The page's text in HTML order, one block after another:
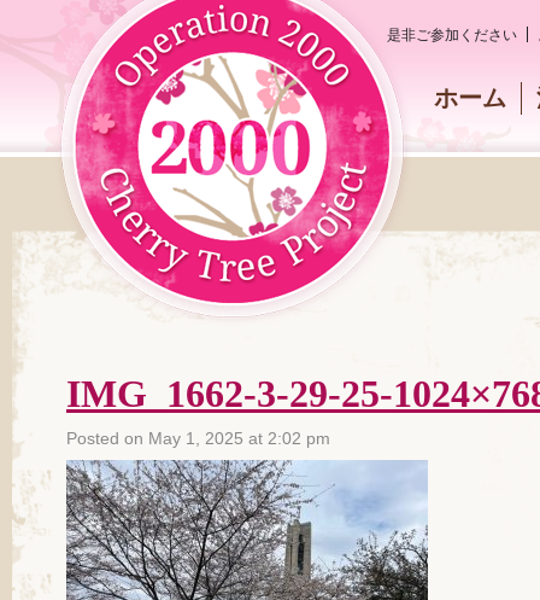
是非ご参加ください
ホーム
IMG_1662-3-29-25-
Posted on May 1, 2025 at 2:02 pm